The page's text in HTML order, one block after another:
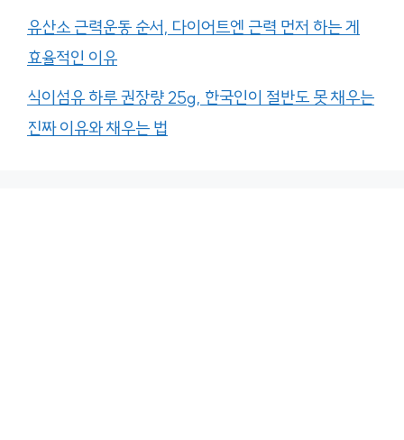
유산소 근력운동 순서, 다이어트엔 근력 먼저 하는 게
효율적인 이유
식이섬유 하루 권장량 25g, 한국인이 절반도 못 채우는
진짜 이유와 채우는 법